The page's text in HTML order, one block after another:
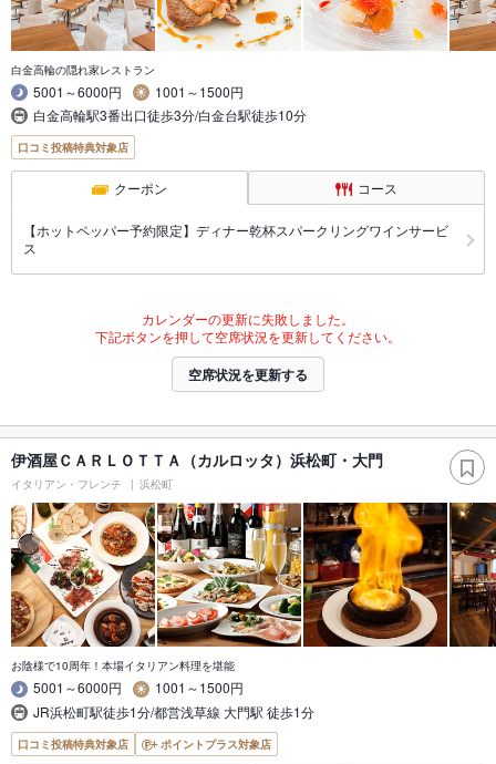
白金高輪の隠れ家レストラン
5001～6000円
1001～1500円
白金高輪駅3番出口徒歩3分/白金台駅徒歩10分
口コミ投稿特典対象店
クーポン コース
【ホットペッパー予約限定】ディナー乾杯スパークリングワインサービ
ス
カレンダーの更新に失敗しました。
下記ボタンを押して空席状況を更新してください。
空席状況を更新する
伊酒屋ＣＡＲＬＯＴＴＡ（カルロッタ）浜松町・大門
イタリアン・フレンチ 浜松町
お陰様で10周年！本場イタリアン料理を堪能
5001～6000円
1001～1500円
JR浜松町駅徒歩1分/都営浅草線 大門駅 徒歩1分
口コミ投稿特典対象店 ポイントプラス対象店